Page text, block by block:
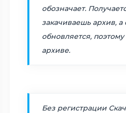
обозначает.
закачиваешь архив, а
обновляется,
архиве.
Без регистрации